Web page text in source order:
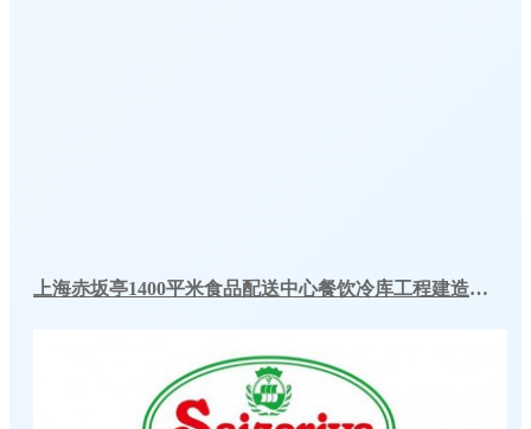
上海赤坂亭1400平米食品配送中心餐饮冷库工程建造方案